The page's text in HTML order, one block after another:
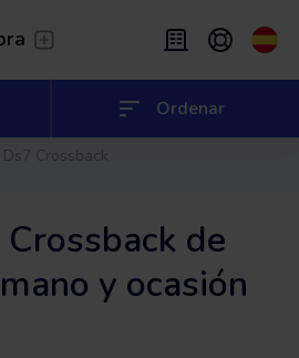
/ Deja que te lleven
De 2 a 9 meses
De 24 a 60 meses
Ordenar
Ds7 Crossback
de
y ocasión